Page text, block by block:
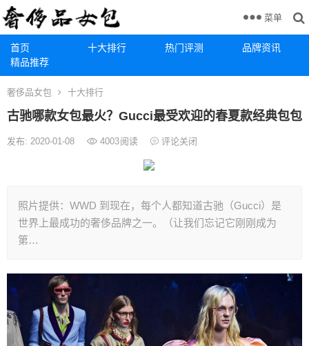
首页 十大排行 热门评测
品牌资讯
精品推荐
菜单
奢侈品女包 十大排行
古驰哪款女包最火？Gucci最受欢迎的春夏款经典包包
发布: 2020-01-08 4003阅读 评论关闭
照片提供：WWD 到现在，每个人都知道古驰（Gucci）是
世界上最成功的奢侈品牌之一。（让我们忘记它刚刚成为
第…